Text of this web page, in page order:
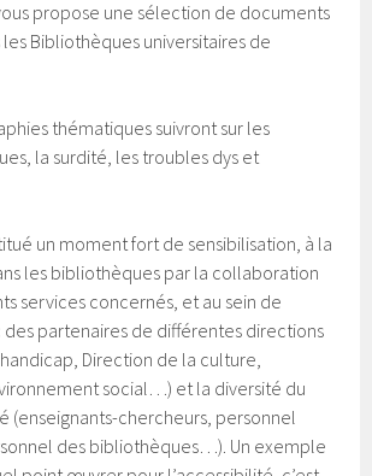
propose une sélection de documents
Bibliothèques universitaires de
thématiques suivront sur les
la surdité, les troubles dys et
un moment fort de sensibilisation, à la
les bibliothèques par la collaboration
services concernés, et au sein de
des partenaires de différentes directions
Direction de la culture,
social…) et la diversité du
(enseignants-chercheurs, personnel
des bibliothèques…). Un exemple